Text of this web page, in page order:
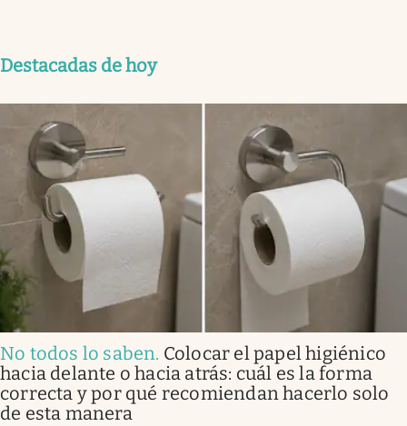
Destacadas de hoy
No todos lo saben. Colocar el papel higiénico
hacia delante o hacia atrás: cuál es la forma
correcta y por qué recomiendan hacerlo solo
de esta manera